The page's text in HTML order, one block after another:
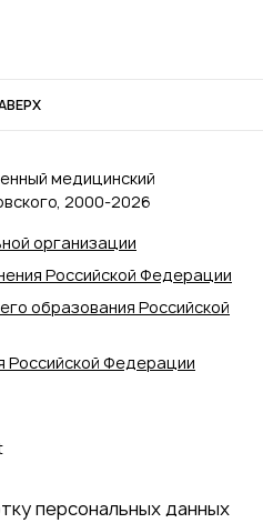
организации
Российской Федерации
образования Российской
Российской Федерации
медицинский
2000‑2026
персональных данных